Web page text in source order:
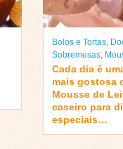
Bolos e Tortas,
Sobremesas,
Cada dia é
mais gostosa
Mousse de
caseiro para
especiais…